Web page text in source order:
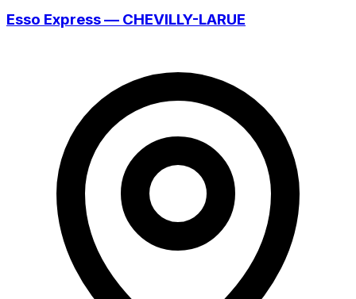
Esso Express — CHEVILLY-LARUE